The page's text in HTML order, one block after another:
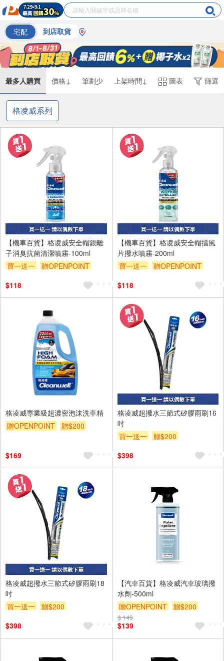
宅配 到店取貨
最多人購買 價格↓ 筆劃少 上架時間↓ 圖表 篩選
格凌威系列
【機車百貨】格凌威安全帽銀離
子消臭抗菌清潔噴霧-100ml
買一送一
贈OPENPOINT
$118
【機車百貨】格凌威安全帽擋風
片撥水噴霧-200ml
買一送一
贈OPENPOINT
$118
格凌威專業級超濃密泡沫洗車精
贈OPENPOINT
贈$200
$169
格凌威超撥水三節式矽膠雨刷16
吋
買一送一
贈$200
$398
格凌威超撥水三節式矽膠雨刷18
吋
買一送一
贈$200
$398
【汽車百貨】格凌威汽車玻璃撥
水劑-500ml
贈OPENPOINT
贈$200
$ 149
$139